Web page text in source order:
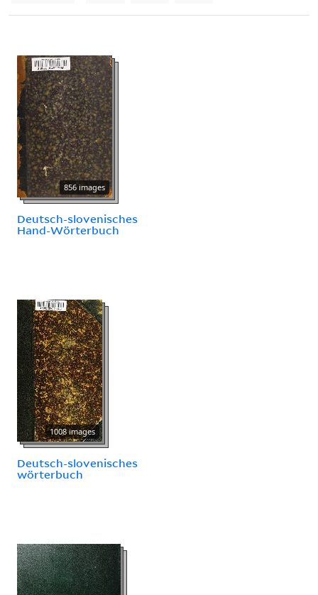
856 images
Deutsch-slovenisches
Hand-Wörterbuch
1008 images
Deutsch-slovenisches
wörterbuch